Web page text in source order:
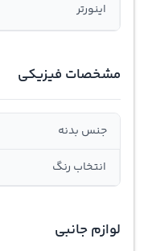
اينورتر
مشخصات فیزیکی
جنس بدنه
انتخاب رنگ
لوازم جانبی